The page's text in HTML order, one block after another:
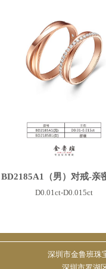
BD2185A1（男）对戒-亲
D0.01ct-D0.015ct
深圳市金鲁班珠